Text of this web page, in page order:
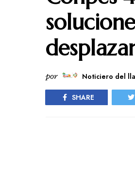
por Noticiero del
SHARE